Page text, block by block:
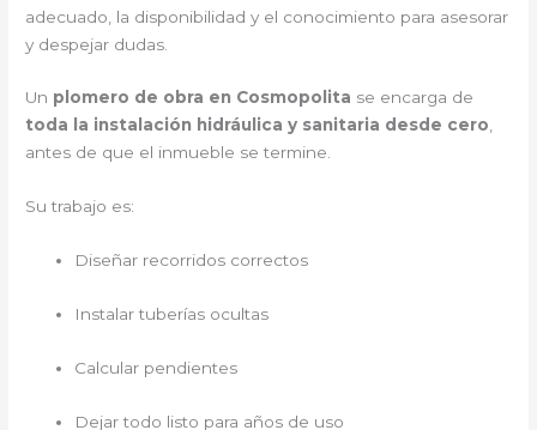
adecuado, la disponibilidad y el conocimiento para asesorar
y despejar dudas.
Un plomero de obra en Cosmopolita se encarga de
toda la instalación hidráulica y sanitaria desde cero,
antes de que el inmueble se termine.
Su trabajo es:
Diseñar recorridos correctos
Instalar tuberías ocultas
Calcular pendientes
Dejar todo listo para años de uso